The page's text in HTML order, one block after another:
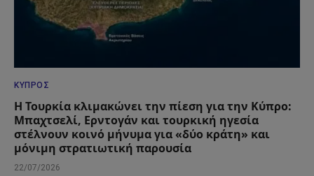
ΚΎΠΡΟΣ
Η Τουρκία κλιμακώνει την πίεση για την Κύπρο:
Μπαχτσελί, Ερντογάν και τουρκική ηγεσία
στέλνουν κοινό μήνυμα για «δύο κράτη» και
μόνιμη στρατιωτική παρουσία
22/07/2026